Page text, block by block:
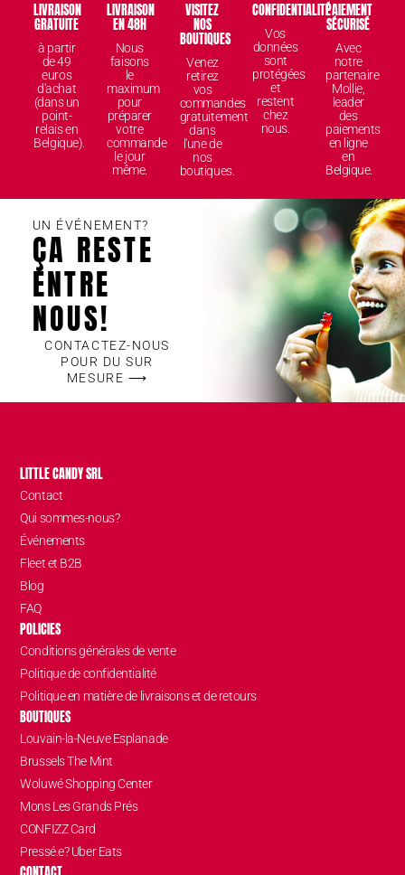
LIVRAISON
GRATUITE
à partir
de 49
euros
d'achat
(dans un
point-
relais en
Belgique).
LIVRAISON
EN 48H
Nous
faisons
le
maximum
pour
préparer
votre
commande
le jour
même.
VISITEZ
NOS
BOUTIQUES
Venez
retirez
vos
commandes
gratuitement
dans
l'une de
nos
boutiques.
CONFIDENTIALITÉ
Vos
données
sont
protégées
et
restent
chez
nous.
PAIEMENT
SÉCURISÉ
Avec
notre
partenaire
Mollie,
leader
des
paiements
en ligne
en
Belgique.
UN ÉVÉNEMENT?
ÇA RESTE
ENTRE
NOUS!
CONTACTEZ-NOUS
POUR DU SUR
MESURE ⟶
LITTLE CANDY SRL
Contact
Qui sommes-nous?
Événements
Fleet et B2B
Blog
FAQ
POLICIES
Conditions générales de vente
Politique de confidentialité
Politique en matière de livraisons et de retours
BOUTIQUES
Louvain-la-Neuve Esplanade
Brussels The Mint
Woluwé Shopping Center
Mons Les Grands Prés
CONFIZZ Card
Pressé.e? Uber Eats